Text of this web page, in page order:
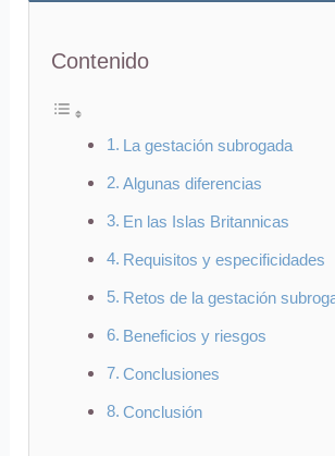
Contenido
La gestación subrogada
Algunas diferencias
En las Islas Britannicas
Requisitos y especificidades
Retos de la gestación
Beneficios y riesgos
Conclusiones
Conclusión